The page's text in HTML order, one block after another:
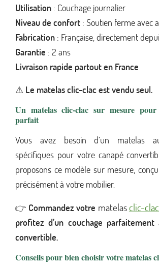
Utilisation : Couchage journalier
Niveau de confort : Soutien ferme avec
Fabrication : Française, directement
Garantie : 2 ans
Livraison rapide partout en France
⚠ Le matelas clic-clac est vendu seul.
Un matelas clic-clac sur mesure
parfait
Vous avez besoin d’un matelas
spécifiques pour votre canapé
proposons ce modèle sur mesure,
précisément à votre mobilier.
👉 Commandez votre matelasclic-
profitez d’un couchage
convertible.
Conseils pour bien choisir votre matelas